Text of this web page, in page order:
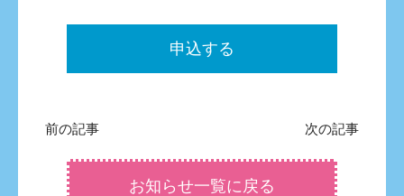
申込する
前の記事 次の記事
お知らせ一覧に戻る